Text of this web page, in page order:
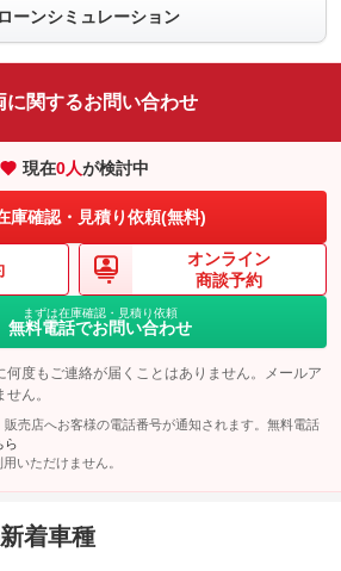
字等は、抽選になることがございます。ご了承く
ックの見積もり依頼（無料）
無休・２４時間・全国ネットで、品質の高いロード
供しております。 「バッテリー上がり」や「キー
どでお困りの際、ＪＡＦ会員なら安心です。ドライ
ひ！
ローンシミュレーション
に関するお問い合わせ
現在0人が検討中
庫確認・見積り依頼(無料)
オンライン
商談予約
まずは在庫確認・見積り依頼
無料電話でお問い合わせ
何度もご連絡が届くことはありません。メールア
ん。
売店へお客様の電話番号が通知されます。無料電話
ら
いただけません。
着車種